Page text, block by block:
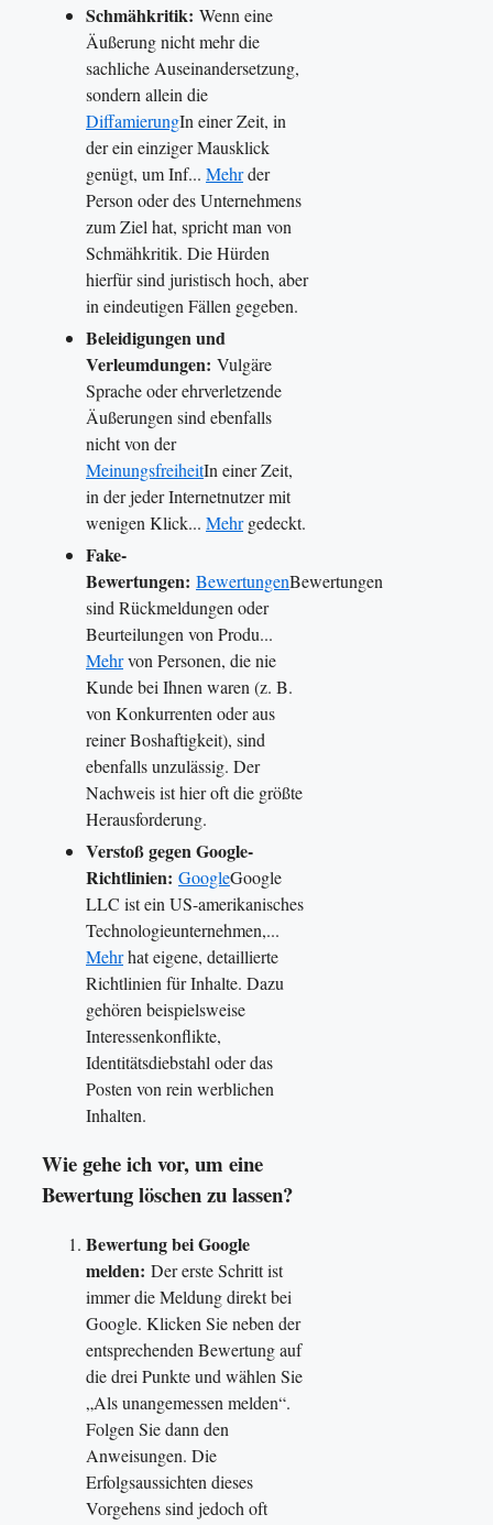
Schmähkritik: Wenn eine
Äußerung nicht mehr die
sachliche Auseinandersetzung,
sondern allein die
DiffamierungIn einer Zeit, in
der ein einziger Mausklick
genügt, um Inf... Mehrder
Person oder des Unternehmens
zum Ziel hat, spricht man von
Schmähkritik. Die Hürden
hierfür sind juristisch hoch, aber
in eindeutigen Fällen gegeben.
Beleidigungen und
Verleumdungen: Vulgäre
Sprache oder ehrverletzende
Äußerungen sind ebenfalls
nicht von der
MeinungsfreiheitIn einer Zeit,
in der jeder Internetnutzer mit
wenigen Klick... Mehrgedeckt.
Fake-
Bewertungen: BewertungenBewertungen
sind Rückmeldungen oder
Beurteilungen von Produ...
Mehrvon Personen, die nie
Kunde bei Ihnen waren (z. B.
von Konkurrenten oder aus
reiner Boshaftigkeit), sind
ebenfalls unzulässig. Der
Nachweis ist hier oft die größte
Herausforderung.
Verstoß gegen Google-
Richtlinien: GoogleGoogle
LLC ist ein US-amerikanisches
Technologieunternehmen,...
Mehrhat eigene, detaillierte
Richtlinien für Inhalte. Dazu
gehören beispielsweise
Interessenkonflikte,
Identitätsdiebstahl oder das
Posten von rein werblichen
Inhalten.
Wie gehe ich vor, um eine
Bewertung löschen zu lassen?
Bewertung bei Google
melden: Der erste Schritt ist
immer die Meldung direkt bei
Google. Klicken Sie neben der
entsprechenden Bewertung auf
die drei Punkte und wählen Sie
„Als unangemessen melden“.
Folgen Sie dann den
Anweisungen. Die
Erfolgsaussichten dieses
Vorgehens sind jedoch oft